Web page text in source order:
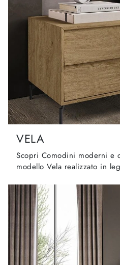
VELA
Scopri Comodini moderni e
modello Vela realizzato in